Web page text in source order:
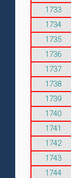
1733
1734
1735
1736
1737
1738
1739
1740
1741
1742
1743
1744